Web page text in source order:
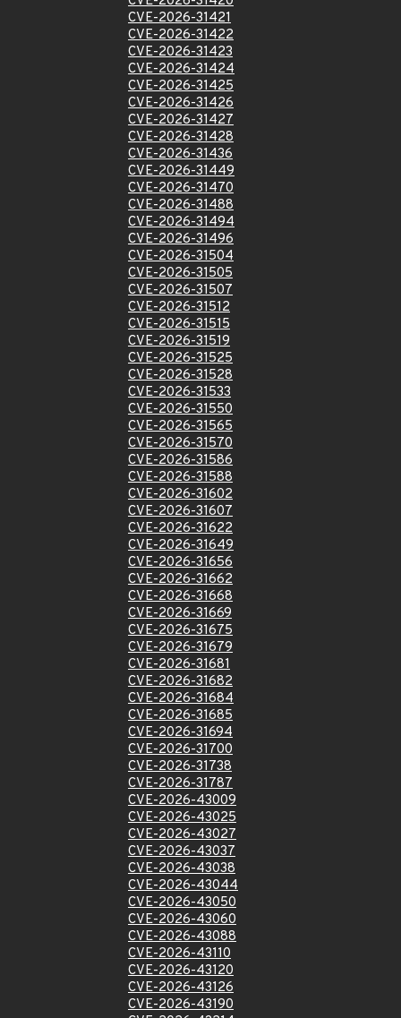
CVE-2026-31421
CVE-2026-31422
CVE-2026-31423
CVE-2026-31424
CVE-2026-31425
CVE-2026-31426
CVE-2026-31427
CVE-2026-31428
CVE-2026-31436
CVE-2026-31449
CVE-2026-31470
CVE-2026-31488
CVE-2026-31494
CVE-2026-31496
CVE-2026-31504
CVE-2026-31505
CVE-2026-31507
CVE-2026-31512
CVE-2026-31515
CVE-2026-31519
CVE-2026-31525
CVE-2026-31528
CVE-2026-31533
CVE-2026-31550
CVE-2026-31565
CVE-2026-31570
CVE-2026-31586
CVE-2026-31588
CVE-2026-31602
CVE-2026-31607
CVE-2026-31622
CVE-2026-31649
CVE-2026-31656
CVE-2026-31662
CVE-2026-31668
CVE-2026-31669
CVE-2026-31675
CVE-2026-31679
CVE-2026-31681
CVE-2026-31682
CVE-2026-31684
CVE-2026-31685
CVE-2026-31694
CVE-2026-31700
CVE-2026-31738
CVE-2026-31787
CVE-2026-43009
CVE-2026-43025
CVE-2026-43027
CVE-2026-43037
CVE-2026-43038
CVE-2026-43044
CVE-2026-43050
CVE-2026-43060
CVE-2026-43088
CVE-2026-43110
CVE-2026-43120
CVE-2026-43126
CVE-2026-43190